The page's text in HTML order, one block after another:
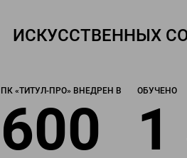
ИСКУССТВЕННЫХ
ПК «ТИТУЛ-ПРО» ВНЕДРЕН В
600
ОБУЧЕНО
1